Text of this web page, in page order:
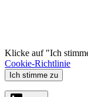
Klicke auf "Ich
Cookie-Richtlinie
Ich stimme zu